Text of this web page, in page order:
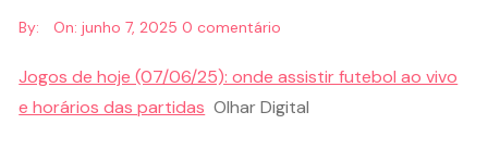
By: On:junho 7, 2025 0 comentário
Jogos de hoje (07/06/25): onde assistir futebol ao vivo
e horários das partidas Olhar Digital